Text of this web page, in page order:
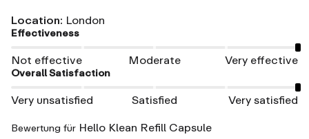
Location: London
Effectiveness
Not effective Moderate Very effective
Overall Satisfaction
Very unsatisfied Satisfied Very satisfied
Bewertung für Hello Klean Refill Capsule